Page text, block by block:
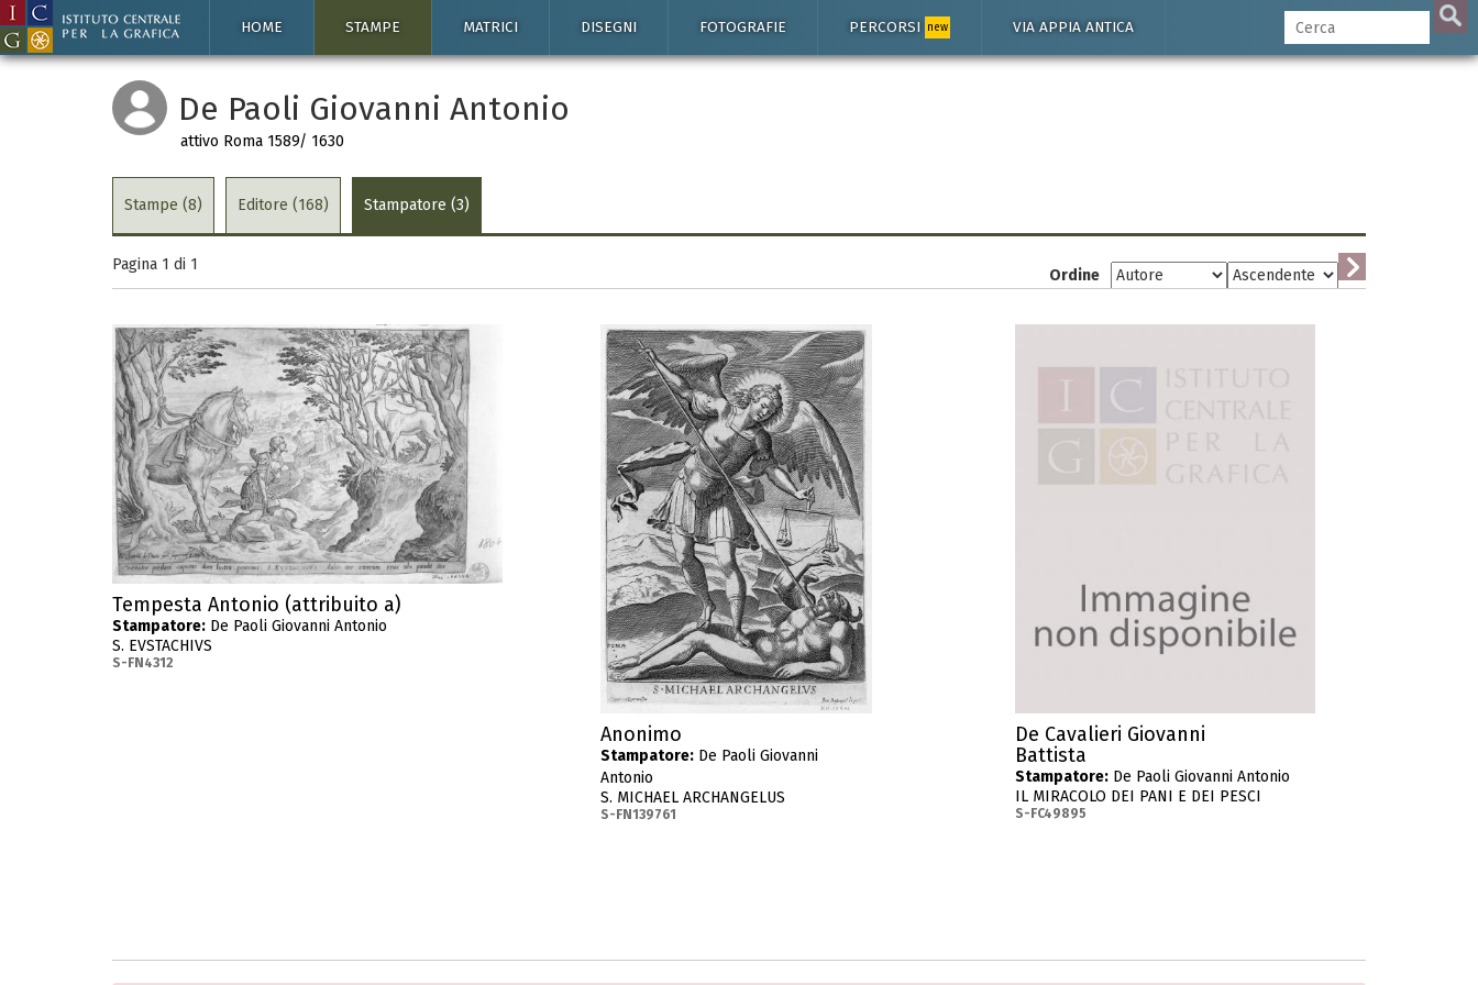
HOME STAMPE MATRICI DISEGNI FOTOGRAFIE PERCORSI new VIA APPIA ANTICA
De Paoli Giovanni Antonio
attivo Roma 1589/ 1630
Stampe (8) Editore (168) Stampatore (3)
Pagina 1 di 1
Ordine
Tempesta Antonio (attribuito a)
Stampatore: De Paoli Giovanni Antonio
S. EVSTACHIVS
S-FN4312
Anonimo
Stampatore:De Paoli Giovanni
Antonio
S. MICHAEL ARCHANGELUS
S-FN139761
De Cavalieri Giovanni
Battista
Stampatore: De Paoli Giovanni Antonio
IL MIRACOLO DEI PANI E DEI PESCI
S-FC49895